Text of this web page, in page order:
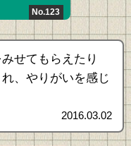
No.123
せてもらえたり
、やりがいを感じ
2016.03.02